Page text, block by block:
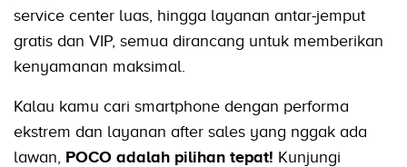
service center luas, hingga layanan antar-jemput
gratis dan VIP, semua dirancang untuk memberikan
kenyamanan maksimal.
Kalau kamu cari smartphone dengan performa
ekstrem dan layanan after sales yang nggak ada
lawan, POCO adalah pilihan tepat! Kunjungi